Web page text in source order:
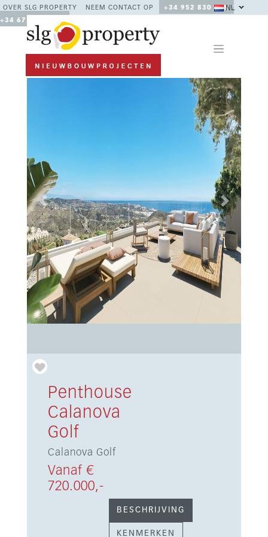
OVER SLG PROPERTY NEEM CONTACT OP
+34 952 830 378 /
+34 677 670 480
NL
Previous Next
Penthouse
Calanova
Golf
Calanova Golf
Vanaf €
720.000,-
BESCHRIJVING
KENMERKEN